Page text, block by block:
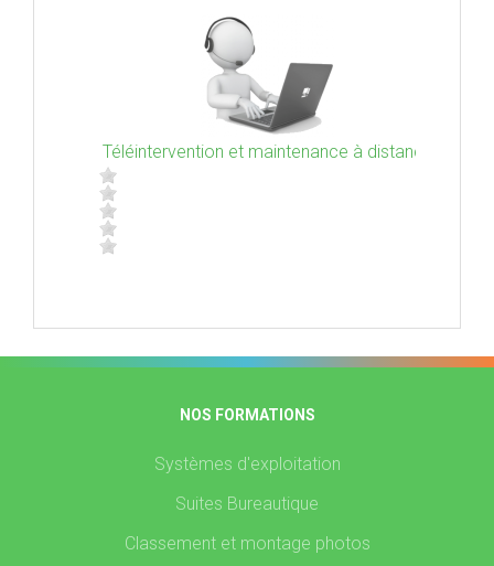
Téléintervention et maintenance à distance
NOS FORMATIONS
Systèmes d'exploitation
Suites Bureautique
Classement et montage photos